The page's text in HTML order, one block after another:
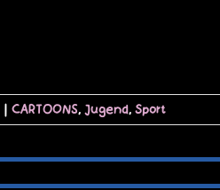
| CARTOONS,Jugend,Sport